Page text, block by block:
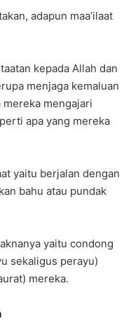
adapun maa’ilaat
kepada Allah dan
menjaga kemaluan
mengajari
apa yang mereka
yaitu berjalan dengan
bahu atau pundak
yaitu condong
sekaligus perayu)
mereka.